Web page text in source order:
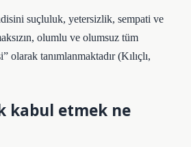
suçluluk, yetersizlik, sempati ve
olumlu ve olumsuz tüm
olarak tanımlanmaktadır (Kılıçlı,
kabul etmek ne